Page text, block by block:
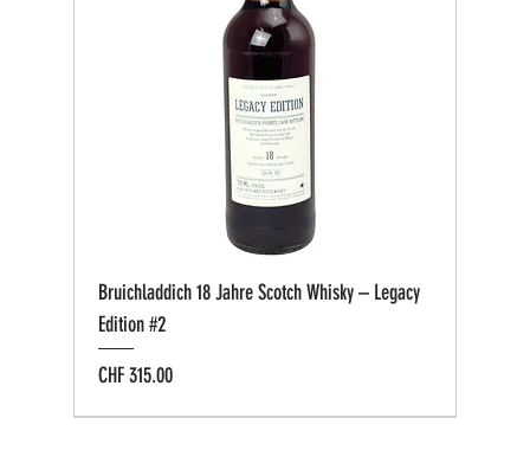
Bruichladdich 18 Jahre Scotch Whisky – Legacy
Edition #2
Preis
CHF 315.00